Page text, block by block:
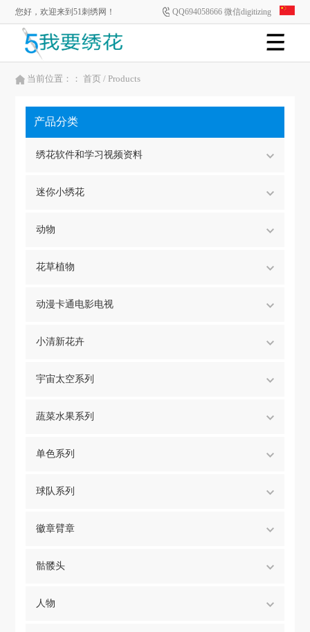
您好，欢迎来到51刺绣网！ QQ694058666 微信digitizing
当前位置：：首页 / Products
产品分类
绣花软件和学习视频资料
迷你小绣花
动物
花草植物
动漫卡通电影电视
小清新花卉
宇宙太空系列
蔬菜水果系列
单色系列
球队系列
徽章臂章
骷髅头
人物